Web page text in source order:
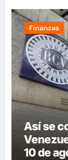
Finanzas
Así se
10 de